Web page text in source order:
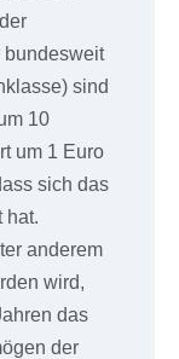
bundesweit
sind
10
um 1 Euro
sich das
hat.
anderem
wird,
das
der